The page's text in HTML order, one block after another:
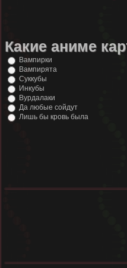
Какие аниме
Вампирки
Вампирята
Суккубы
Инкубы
Вурдалаки
Да любые сойдут
Лишь бы кровь была